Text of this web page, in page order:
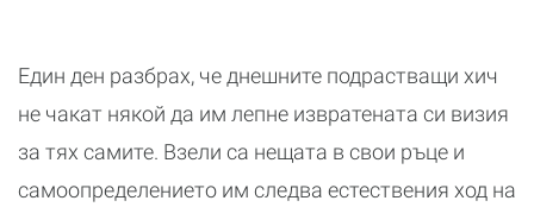
Един ден разбрах, че днешните подрастващи хич
не чакат някой да им лепне извратената си визия
за тях самите. Взели са нещата в свои ръце и
самоопределението им следва естествения ход на